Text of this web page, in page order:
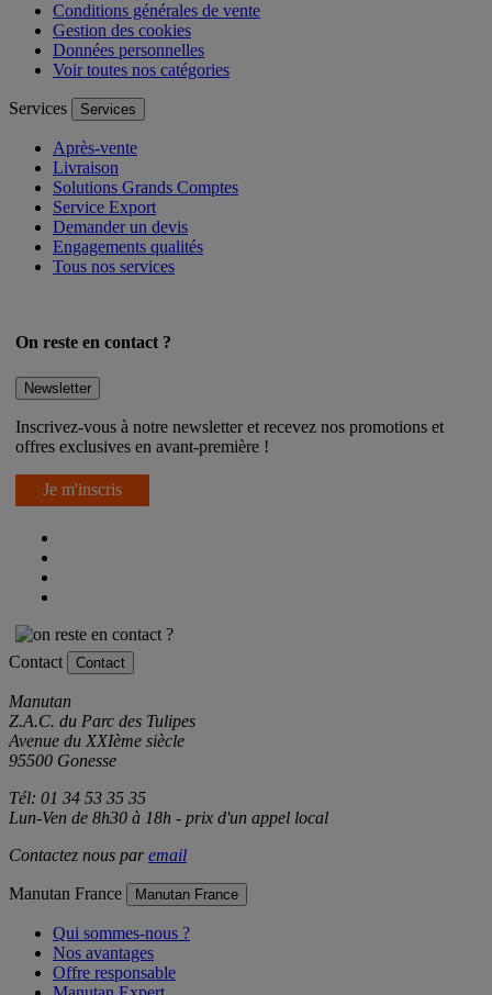
Conditions générales de vente
Gestion des cookies
Données personnelles
Voir toutes nos catégories
Services Services
Après-vente
Livraison
Solutions Grands Comptes
Service Export
Demander un devis
Engagements qualités
Tous nos services
On reste en contact ?
Newsletter
Inscrivez-vous à notre newsletter et recevez nos promotions et
offres exclusives en avant-première !
Je m'inscris
Contact Contact
Manutan
Z.A.C. du Parc des Tulipes
Avenue du XXIème siècle
95500 Gonesse
Tél: 01 34 53 35 35
Lun-Ven de 8h30 à 18h - prix d'un appel local
Contactez nous paremail
Manutan France Manutan France
Qui sommes-nous ?
Nos avantages
Offre responsable